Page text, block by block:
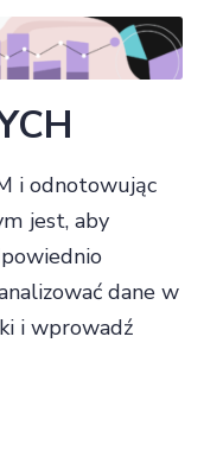
i odnotowując
jest, aby
dane w
i wprowadź